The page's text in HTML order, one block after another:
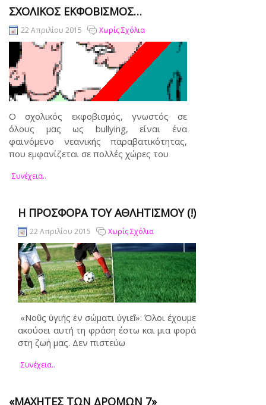
ΣΧΟΛΙΚΌΣ ΕΚΦΟΒΙΣΜΌΣ…
22 Απριλίου 2015 Χωρίς Σχόλια
Ο σχολικός εκφοβισμός, γνωστός σε
όλους μας ως bullying, είναι ένα
φαινόμενο νεανικής παραβατικότητας,
που εμφανίζεται σε πολλές χώρες του
Συνέχεια..
Η ΠΡΟΣΦΟΡΆ ΤΟΥ ΑΘΛΗΤΙΣΜΟΎ (!)
22 Απριλίου 2015 Χωρίς Σχόλια
«Νοῦς ὑγιής ἐν σώματι ὑγιεῖ»: Όλοι έχουμε
ακούσει αυτή τη φράση έστω και μια φορά
στη ζωή μας. Δεν πιστεύω
Συνέχεια..
«ΜΑΧΗΤΈΣ ΤΩΝ ΔΡΌΜΩΝ 7»